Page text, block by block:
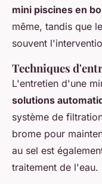
mini piscines en
même, tandis que
souvent
Techniques
L'entretien d'une
solutions
système de
brome pour
au sel est
traitement de l'eau.